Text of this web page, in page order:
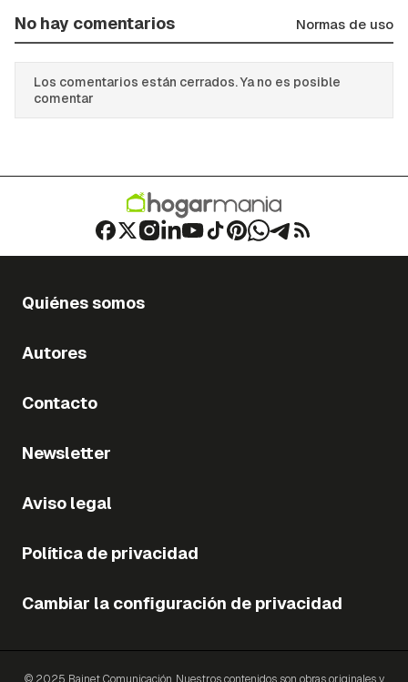
No hay comentarios Normas de uso
Los comentarios están cerrados. Ya no es posible
comentar
Quiénes somos
Autores
Contacto
Newsletter
Aviso legal
Política de privacidad
Cambiar la configuración de privacidad